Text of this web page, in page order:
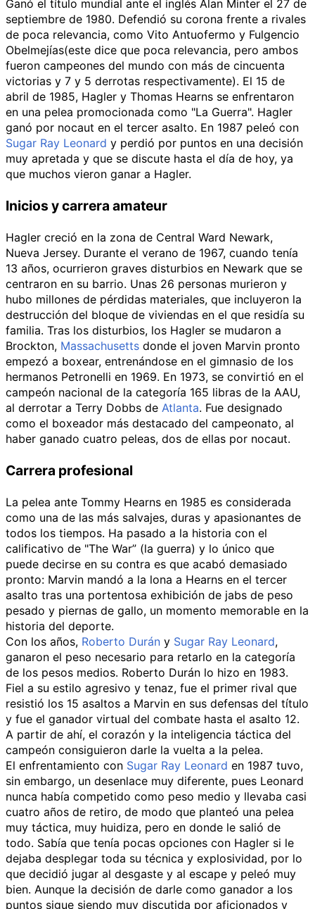
Ganó el título mundial ante el inglés Alan Minter el 27 de
septiembre de 1980. Defendió su corona frente a rivales
de poca relevancia, como Vito Antuofermo y Fulgencio
Obelmejías(este dice que poca relevancia, pero ambos
fueron campeones del mundo con más de cincuenta
victorias y 7 y 5 derrotas respectivamente). El 15 de
abril de 1985, Hagler y Thomas Hearns se enfrentaron
en una pelea promocionada como "La Guerra". Hagler
ganó por nocaut en el tercer asalto. En 1987 peleó con
Sugar Ray Leonard y perdió por puntos en una decisión
muy apretada y que se discute hasta el día de hoy, ya
que muchos vieron ganar a Hagler.
Inicios y carrera amateur
Hagler creció en la zona de Central Ward Newark,
Nueva Jersey. Durante el verano de 1967, cuando tenía
13 años, ocurrieron graves disturbios en Newark que se
centraron en su barrio. Unas 26 personas murieron y
hubo millones de pérdidas materiales, que incluyeron la
destrucción del bloque de viviendas en el que residía su
familia. Tras los disturbios, los Hagler se mudaron a
Brockton, Massachusetts donde el joven Marvin pronto
empezó a boxear, entrenándose en el gimnasio de los
hermanos Petronelli en 1969. En 1973, se convirtió en el
campeón nacional de la categoría 165 libras de la AAU,
al derrotar a Terry Dobbs de Atlanta. Fue designado
como el boxeador más destacado del campeonato, al
haber ganado cuatro peleas, dos de ellas por nocaut.
Carrera profesional
La pelea ante Tommy Hearns en 1985 es considerada
como una de las más salvajes, duras y apasionantes de
todos los tiempos. Ha pasado a la historia con el
calificativo de "The War” (la guerra) y lo único que
puede decirse en su contra es que acabó demasiado
pronto: Marvin mandó a la lona a Hearns en el tercer
asalto tras una portentosa exhibición de jabs de peso
pesado y piernas de gallo, un momento memorable en la
historia del deporte.
Con los años, Roberto Durán y Sugar Ray Leonard,
ganaron el peso necesario para retarlo en la categoría
de los pesos medios. Roberto Durán lo hizo en 1983.
Fiel a su estilo agresivo y tenaz, fue el primer rival que
resistió los 15 asaltos a Marvin en sus defensas del título
y fue el ganador virtual del combate hasta el asalto 12.
A partir de ahí, el corazón y la inteligencia táctica del
campeón consiguieron darle la vuelta a la pelea.
El enfrentamiento con Sugar Ray Leonard en 1987 tuvo,
sin embargo, un desenlace muy diferente, pues Leonard
nunca había competido como peso medio y llevaba casi
cuatro años de retiro, de modo que planteó una pelea
muy táctica, muy huidiza, pero en donde le salió de
todo. Sabía que tenía pocas opciones con Hagler si le
dejaba desplegar toda su técnica y explosividad, por lo
que decidió jugar al desgaste y al escape y peleó muy
bien. Aunque la decisión de darle como ganador a los
puntos sigue siendo muy discutida por aficionados y